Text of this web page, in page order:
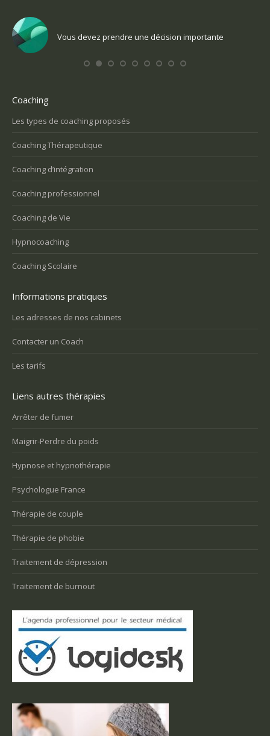
Vous devez prendre une décision importante
Coaching
Les types de coaching proposés
Coaching Thérapeutique
Coaching d’intégration
Coaching professionnel
Coaching de Vie
Hypnocoaching
Coaching Scolaire
Informations pratiques
Les adresses de nos cabinets
Contacter un Coach
Les tarifs
Liens autres thérapies
Arrêter de fumer
Maigrir-Perdre du poids
Hypnose et hypnothérapie
Psychologue France
Thérapie de couple
Thérapie de phobie
Traitement de dépression
Traitement de burnout